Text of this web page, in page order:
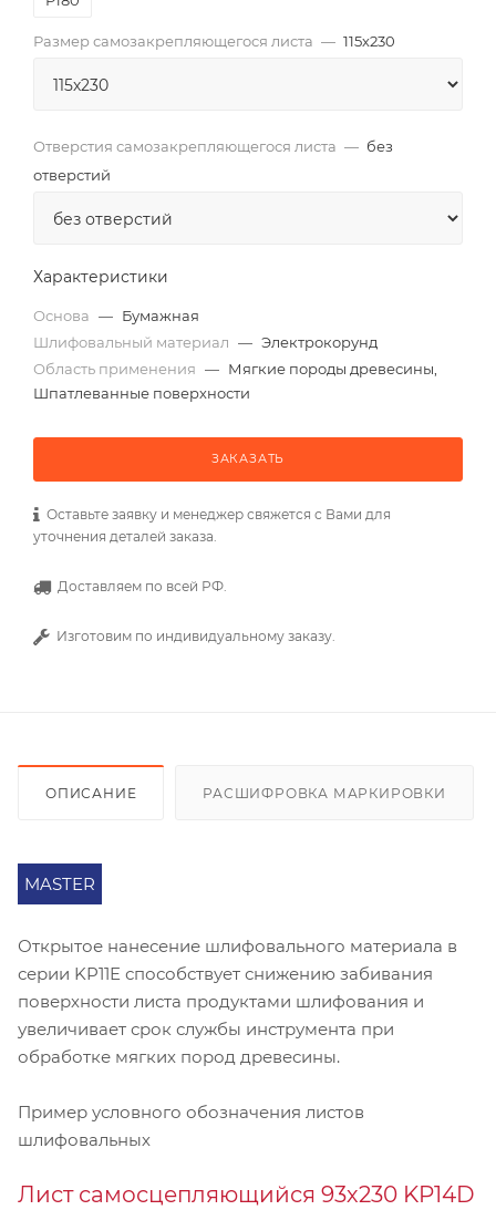
Размер самозакрепляющегося листа — 115х230
Отверстия самозакрепляющегося листа — без
отверстий
Характеристики
Основа — Бумажная
Шлифовальный материал — Электрокорунд
Область применения — Мягкие породы древесины,
Шпатлеванные поверхности
ЗАКАЗАТЬ
Оставьте заявку и менеджер свяжется с Вами для
уточнения деталей заказа.
Доставляем по всей РФ.
Изготовим по индивидуальному заказу.
ОПИСАНИЕ РАСШИФРОВКА МАРКИРОВКИ
MASTER
Открытое нанесение шлифовального материала в
серии KP11E способствует снижению забивания
поверхности листа продуктами шлифования и
увеличивает срок службы инструмента при
обработке мягких пород древесины.
Пример условного обозначения листов
шлифовальных
Лист самосцепляющийся 93х230 KP14D